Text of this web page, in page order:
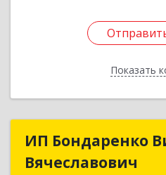
Показать
ИП Бондаренко
Вячеславович
ИП